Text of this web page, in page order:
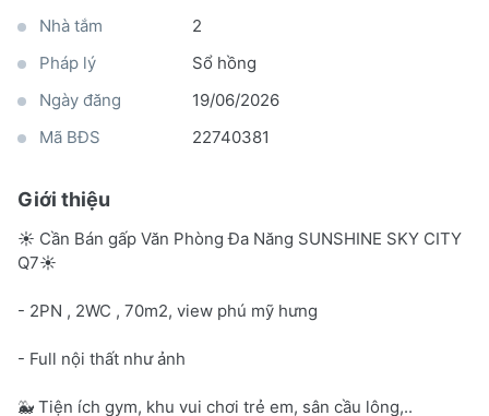
Nhà tắm
2
Pháp lý
Sổ hồng
Ngày đăng
19/06/2026
Mã BĐS
22740381
Giới thiệu
☀️ Cần Bán gấp Văn Phòng Đa Năng SUNSHINE SKY CITY
Q7☀️
- 2PN , 2WC , 70m2, view phú mỹ hưng
- Full nội thất như ảnh
🐳 Tiện ích gym, khu vui chơi trẻ em, sân cầu lông,..